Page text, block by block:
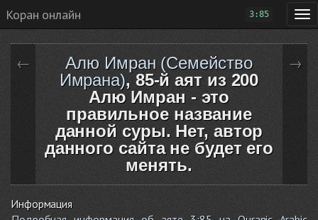
Коран онлайн 3:85
←
Алю Имран (Семейство
Имрана), 85-й аят из 200
Алю Имран - это
правильное название
данной суры. Нет, автор
данного сайта не будет его
менять.
→
Информация